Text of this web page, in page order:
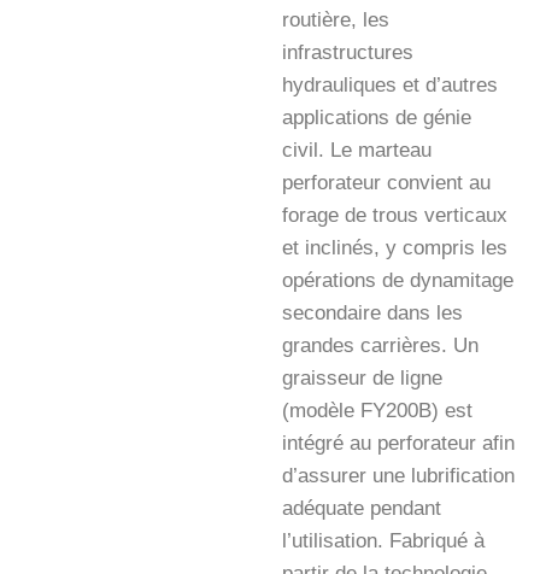
routière, les
infrastructures
hydrauliques et d’autres
applications de génie
civil. Le marteau
perforateur convient au
forage de trous verticaux
et inclinés, y compris les
opérations de dynamitage
secondaire dans les
grandes carrières. Un
graisseur de ligne
(modèle FY200B) est
intégré au perforateur afin
d’assurer une lubrification
adéquate pendant
l’utilisation. Fabriqué à